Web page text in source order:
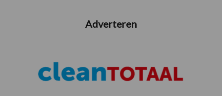
Adverteren